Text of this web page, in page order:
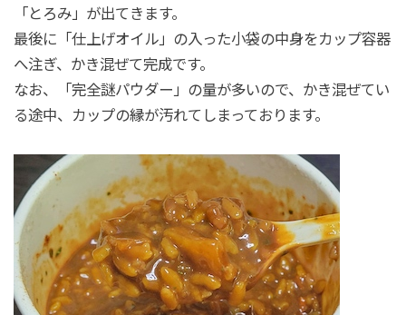
「とろみ」が出てきます。
最後に「仕上げオイル」の入った小袋の中身をカップ容器
へ注ぎ、かき混ぜて完成です。
なお、「完全謎パウダー」の量が多いので、かき混ぜてい
る途中、カップの縁が汚れてしまっております。